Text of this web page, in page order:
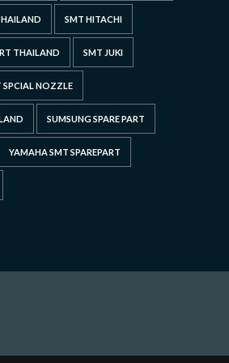
SMT HITACHI
THAILAND SMT JUKI
SPCIAL NOZZLE
SUMSUNG SPARE PART
YAMAHA SMT SPAREPART